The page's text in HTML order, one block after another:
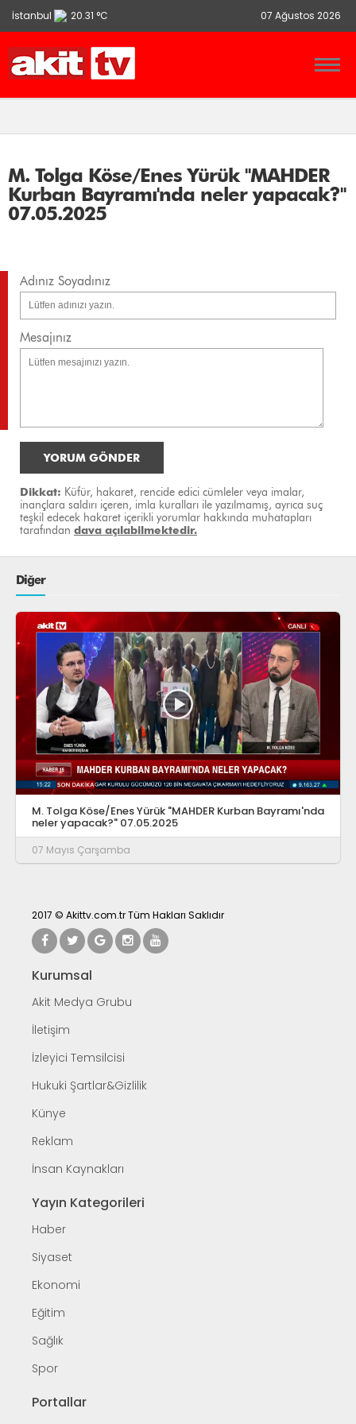
İstanbul 20.31 °C
Ankara 13.9 °C
İzmir 21.86 °C
07 Ağustos 2026
M. Tolga Köse/Enes Yürük "MAHDER
Kurban Bayramı'nda neler yapacak?"
07.05.2025
Adınız Soyadınız
Mesajınız
YORUM GÖNDER
Dikkat: Küfür, hakaret, rencide edici cümleler veya imalar,
inançlara saldırı içeren, imla kuralları ile yazılmamış, ayrıca suç
teşkil edecek hakaret içerikli yorumlar hakkında muhatapları
tarafından dava açılabilmektedir.
Diğer
M. Tolga Köse/Enes Yürük "MAHDER Kurban Bayramı'nda
neler yapacak?" 07.05.2025
07 Mayıs Çarşamba
2017 © Akittv.com.tr Tüm Hakları Saklıdır
Kurumsal
Akit Medya Grubu
İletişim
İzleyici Temsilcisi
Hukuki Şartlar&Gizlilik
Künye
Reklam
İnsan Kaynakları
Yayın Kategorileri
Haber
Siyaset
Ekonomi
Eğitim
Sağlık
Spor
Portallar